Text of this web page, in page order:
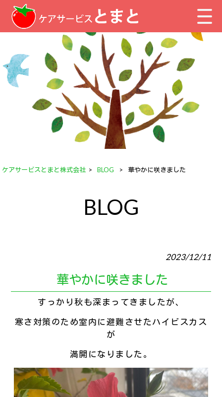
ケアサービスとまと株式会社 > BLOG > 華やかに咲きました
BLOG
2023/12/11
華やかに咲きました
すっかり秋も深まってきましたが、
寒さ対策のため室内に避難させたハイビスカス
が
満開になりました。